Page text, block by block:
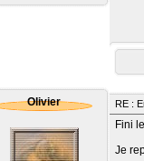
Olivier RE :
Fini
Je